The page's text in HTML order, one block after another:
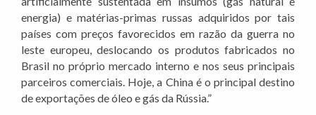
energia) e matérias-primas russas adquiridos por tais
países com preços favorecidos em razão da guerra no
leste europeu, deslocando os produtos fabricados no
Brasil no próprio mercado interno e nos seus principais
parceiros comerciais. Hoje, a China é o principal destino
de exportações de óleo e gás da Rússia.”